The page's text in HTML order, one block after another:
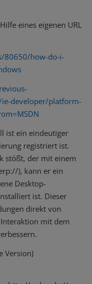
eines eigenen URL
80650/how-do-i-
developer/platform-
ist ein eindeutiger
registriert ist.
stößt, der mit einem
), kann er ein
Desktop-
ist. Dieser
direkt von
mit dem
Version)